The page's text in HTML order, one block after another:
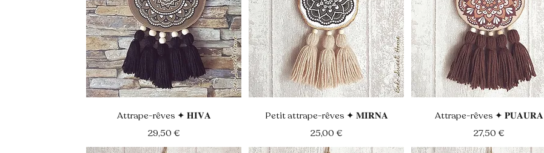
Aperçu rapide
Attrape-rêves ✦ 𝐇𝐈𝐕𝐀
Prix
29,50 €
Aperçu rapide
Petit attrape-rêves ✦ 𝐌𝐈𝐑𝐍𝐀
Prix
25,00 €
Aperçu rapide
Attrape-rêves ✦ 𝐏𝐔𝐀𝐔𝐑𝐀
Prix
27,50 €